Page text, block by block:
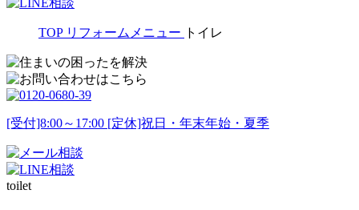
TOP リフォームメニュー トイレ
[受付]8:00～17:00 [定休]祝日・年末年始・夏季
toilet